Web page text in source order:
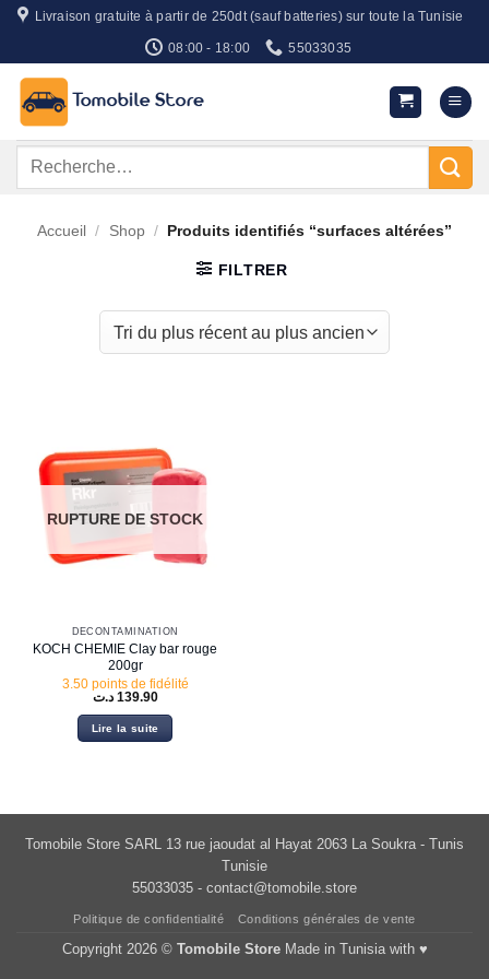
Passer
contenu
Livraison gratuite à partir de 250dt (sauf batteries) sur toute la Tunisie
08:00 - 18:00 55033035
Recherche
Accueil / Shop / Produits identifiés “surfaces altérées”
FILTRER
RUPTURE DE STOCK
DÉCONTAMINATION
KOCH CHEMIE Clay bar rouge
200gr
3.50 points de fidélité
139.90 د.ت
Lire la suite
Tomobile Store SARL 13 rue jaoudat al Hayat 2063 La Soukra - Tunis
Tunisie
55033035 - contact@tomobile.store
Politique de confidentialité Conditions générales de vente
Copyright 2026 © Tomobile StoreMade in Tunisia with ♥